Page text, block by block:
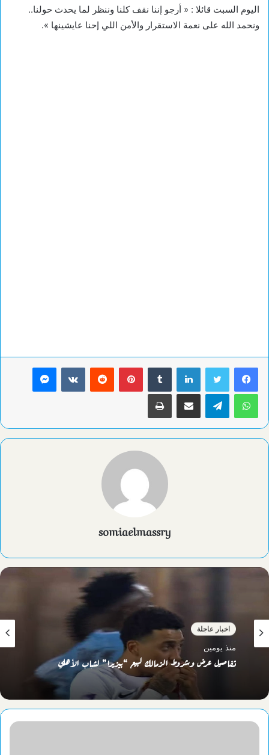
اليوم السبت قائلا : « أرجو إننا نقف كلنا وننظر لما يحدث حولنا..
ونحمد الله على نعمة الاستقرار والأمن اللي إحنا عايشينها ».
لينكدإن بينتيريست ماسنجر
واتساب تيلقرام مشاركة عبر البريد طباعة
somiaelmassry
اخبار عاجلة
منذ يومين
تفاصيل عرض وشروط الزمالك لبيع “بيزيرا” لشباب الأهلي